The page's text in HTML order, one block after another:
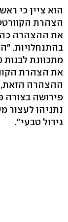
הוא ציין כי
הצהרת
את ההצהרה
בהתנחלויות.
את הצהרת
ההצהרה הזאת,
פירושה בצורה
נתניהו לעצור
גידול טבעי".